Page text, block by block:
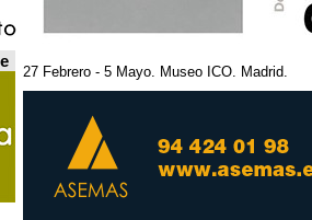
27 Febrero - 5 Mayo. Museo ICO. Madrid.